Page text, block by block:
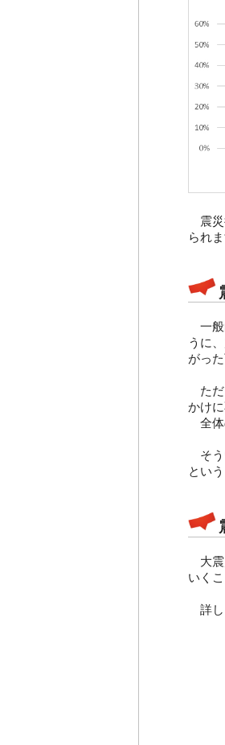
震災
られま
一般
うに
がっ
ただ
かけ
全体
そう
という
大震
いく
詳し